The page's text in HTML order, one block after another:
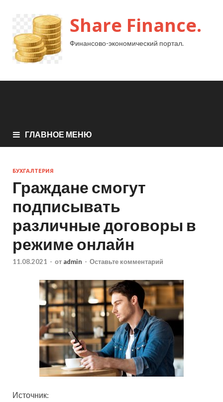
Share Finance.
Финансово-экономический портал.
ГЛАВНОЕ МЕНЮ
БУХГАЛТЕРИЯ
Граждане смогут
подписывать
различные договоры в
режиме онлайн
11.08.2021 - от admin - Оставьте комментарий
Источник: